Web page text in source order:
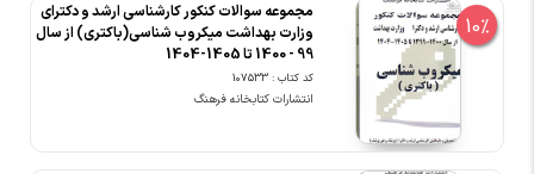
10%
مجموعه سوالات کنکور کارشناسی ارشد و دکترای
وزارت بهداشت میکروب شناسی(باکتری) از سال
99 - 1400 تا 1405-1404
کد کتاب : 107533
انتشارات کتابخانه فرهنگ